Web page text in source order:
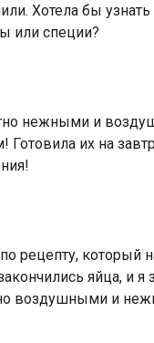
Хотела бы
или специи?
нежными и
их на
рецепту,
яйца, и
воздушными и